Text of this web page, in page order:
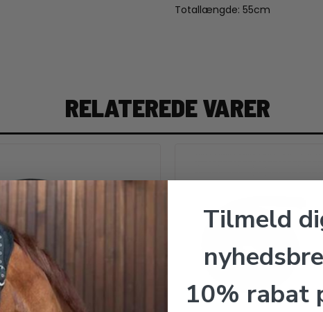
Totallængde: 55cm
RELATEREDE VARER
Tilmeld
10% rabat